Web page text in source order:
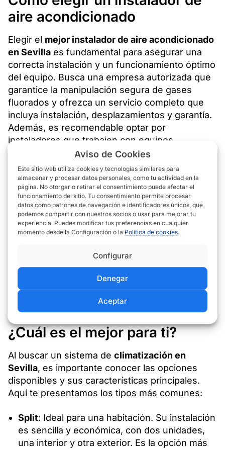
Aviso de Cookies
Este sitio web utiliza cookies y tecnologías similares para
almacenar y procesar datos personales, como tu actividad en la
página. No otorgar o retirar el consentimiento puede afectar el
funcionamiento del sitio. Tu consentimiento permite procesar
datos como patrones de navegación e identificadores únicos, que
podemos compartir con nuestros socios o usar para mejorar tu
experiencia. Puedes modificar tus preferencias en cualquier
momento desde la Configuración o la Política de cookies.
Aceptar
Denegar
Configurar
aire acondicionado
Elegir el mejor instalador de aire acondicionado
en Sevilla es fundamental para asegurar una
correcta instalación y un funcionamiento óptimo
del equipo. Busca una empresa autorizada que
garantice la manipulación segura de gases
fluorados y ofrezca un servicio completo que
incluya instalación, desplazamientos y garantía.
Además, es recomendable optar por
instaladores que trabajen con equipos
eficientes y silenciosos , que consuman menos
energía sin perder potencia.
Otro aspecto clave es la atención personalizada.
Un buen instalador te ayudará a elegir el equipo
adecuado en función del tamaño de tu vivienda,
el nivel de aislamiento, el número de
promedio de la región. También es importante
que las unidades ofrezcan funciones avanzadas
WiFi, ideal para ajustar la
climatización a distancia y ahorrar energía.
Tipos de aire acondicionado:
¿Cuál es el mejor para ti?
Al buscar un sistema de climatización en
Sevilla, es importante conocer las opciones
disponibles y sus características principales.
Aquí te presentamos los tipos más comunes:
Split: Ideal para una habitación. Su instalación
es sencilla y económica, con dos unidades,
una interior y otra exterior. Es la opción más